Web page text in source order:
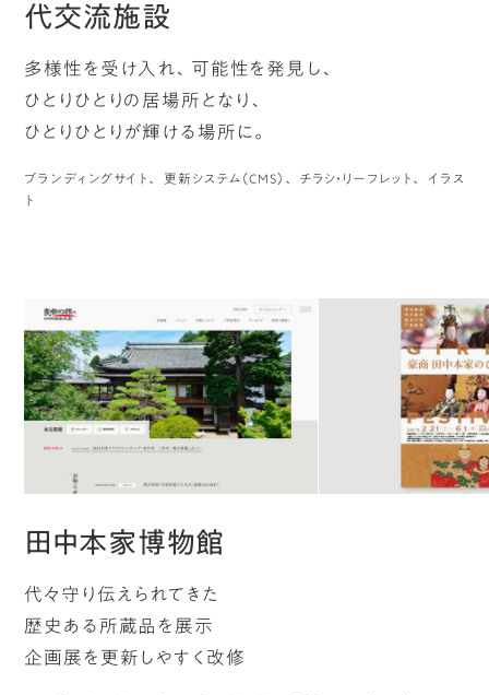
代交流施設
多様性を受け入れ、可能性を発見し、
ひとりひとりの居場所となり、
ひとりひとりが輝ける場所に。
ブランディングサイト 更新システム（CMS） チラシ・リーフレット
イラス
ト
田中本家博物館
代々守り伝えられてきた
歴史ある所蔵品を展示
企画展を更新しやすく改修